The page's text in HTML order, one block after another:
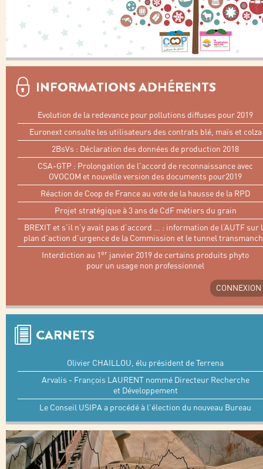
INFORMATIONS ADHÉRENTS
Evolution de la redevance pour pollutions diffuses pour 2019
Euronext consulte les utilisateurs des contrats blé, maïs et colza
2BsVs : Déclaration des données de production 2018
CSA-GTP : Prolongation de l'accord de reconnaissance avec
OVOCOM et nouvelle version des documents pour2019
Réaction de Coop de France au vote de la hausse de la RPD
Projet stratégique à 3 ans de CdF métiers du grain
BREXIT et s’il n’y avait pas d’accord … : information de l’AUTF sur
plan d’action d’urgence de la Commission et le tunnel
Interdiction au 1er janvier 2019 de certains produits phyto
pour un usage non professionnel
CONNEXION
CARNETS
Olivier CHAILLOU, élu président de Terrena
Arvalis - François LAURENT nommé Directeur Recherche
et Développement
Le Conseil USIPA a procédé à l’élection du nouveau Bureau